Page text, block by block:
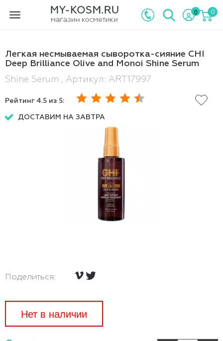
Toggle
0 0
Легкая несмываемая сыворотка-сияние CHI
Deep Brilliance Olive and Monoi Shine Serum
Shine Serum , Артикул: ART17997
Рейтинг 4.5 из 5:
ДОСТАВИМ НА ЗАВТРА
Поделиться:
Нет в наличии